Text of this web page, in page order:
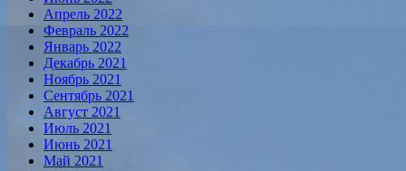
Апрель 2022
Февраль 2022
Январь 2022
Декабрь 2021
Ноябрь 2021
Сентябрь 2021
Август 2021
Июль 2021
Июнь 2021
Май 2021